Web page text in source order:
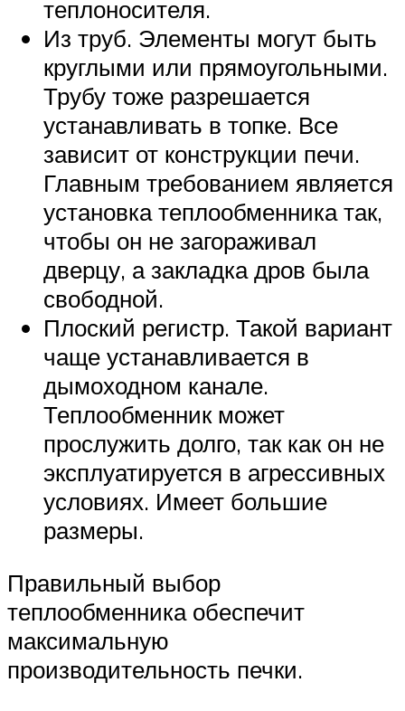
теплоносителя.
Из труб. Элементы могут быть
круглыми или прямоугольными.
Трубу тоже разрешается
устанавливать в топке. Все
зависит от конструкции печи.
Главным требованием является
установка теплообменника так,
чтобы он не загораживал
дверцу, а закладка дров была
свободной.
Плоский регистр. Такой вариант
чаще устанавливается в
дымоходном канале.
Теплообменник может
прослужить долго, так как он не
эксплуатируется в агрессивных
условиях. Имеет большие
размеры.
Правильный выбор
теплообменника обеспечит
максимальную
производительность печки.